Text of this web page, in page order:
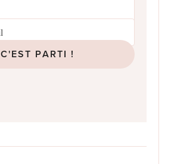
C'EST PARTI !